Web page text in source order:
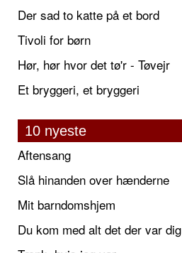
Der sad to katte på et bord
Tivoli for børn
Hør, hør hvor det tø'r - Tøvejr
Et bryggeri, et bryggeri
10 nyeste
Aftensang
Slå hinanden over hænderne
Mit barndomshjem
Du kom med alt det der var dig